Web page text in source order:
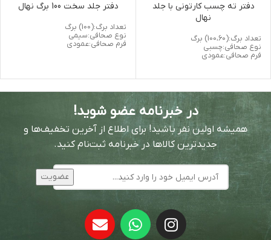
دفتر ته چسب کارتونی با جلد
نهال
تعداد برگ:(100،60) برگ
نوع صحافی:چسبی
فرم صحافی:عمودی
دفتر جلد سخت 100 برگ نهال
تعداد برگ:(100) برگ
نوع صحافی:سیمی
فرم صحافی:عمودی
در خبرنامه عضو شوید!
همیشه اولین نفر باشید! برای اطلاع از آخرین تخفیف‌ها و
جدیدترین کالاها در خبرنامه ثبت‌نام کنید.